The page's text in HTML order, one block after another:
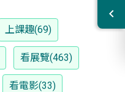
上課趣(69)
看展覽(463)
看電影(33)